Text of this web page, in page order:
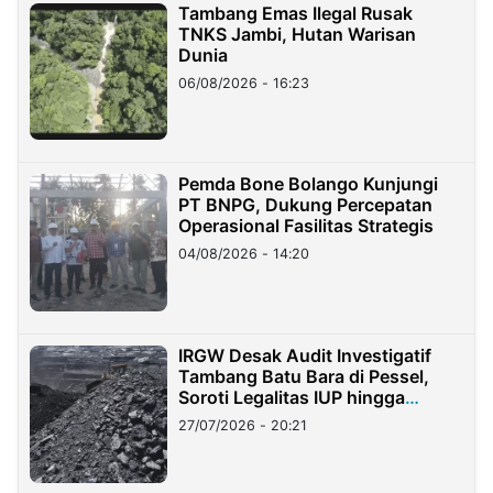
Tambang Emas Ilegal Rusak
TNKS Jambi, Hutan Warisan
Dunia
06/08/2026 - 16:23
Pemda Bone Bolango Kunjungi
PT BNPG, Dukung Percepatan
Operasional Fasilitas Strategis
04/08/2026 - 14:20
IRGW Desak Audit Investigatif
Tambang Batu Bara di Pessel,
Soroti Legalitas IUP hingga
Stockpile
27/07/2026 - 20:21